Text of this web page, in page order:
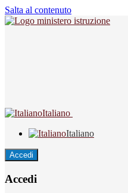
Salta al contenuto
Italiano
Italiano
Accedi
Accedi